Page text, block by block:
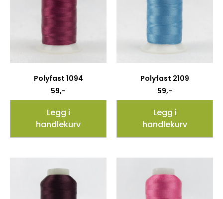
Polyfast 1094
59,-
Legg i
handlekurv
Polyfast 2109
59,-
Legg i
handlekurv